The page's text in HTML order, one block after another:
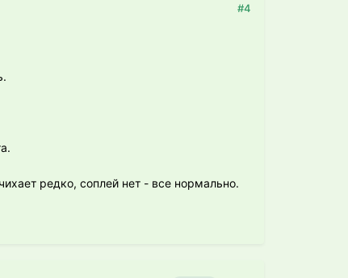
#4
редко, соплей нет - все нормально.